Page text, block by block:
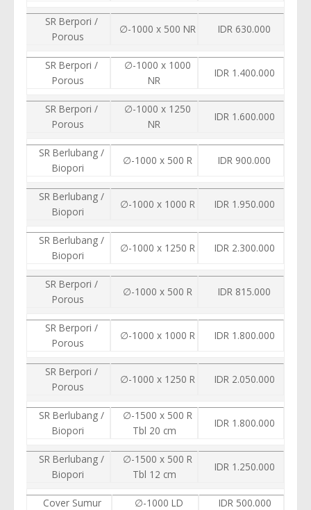
SR Berpori /
Porous
∅-1000 x 500 NR IDR 630.000
SR Berpori /
Porous
∅-1000 x 1000
NR
IDR 1.400.000
SR Berpori /
Porous
∅-1000 x 1250
NR
IDR 1.600.000
SR Berlubang /
Biopori
∅-1000 x 500 R IDR 900.000
SR Berlubang /
Biopori
∅-1000 x 1000 R IDR 1.950.000
SR Berlubang /
Biopori
∅-1000 x 1250 R IDR 2.300.000
SR Berpori /
Porous
∅-1000 x 500 R IDR 815.000
SR Berpori /
Porous
∅-1000 x 1000 R IDR 1.800.000
SR Berpori /
Porous
∅-1000 x 1250 R IDR 2.050.000
SR Berlubang /
Biopori
∅-1500 x 500 R
Tbl 20 cm
IDR 1.800.000
SR Berlubang /
Biopori
∅-1500 x 500 R
Tbl 12 cm
IDR 1.250.000
Cover Sumur ∅-1000 LD IDR 500.000